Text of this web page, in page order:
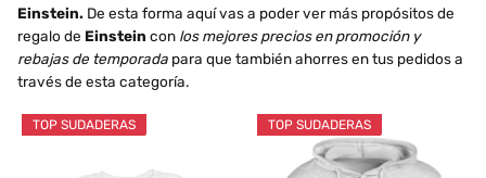
Einstein. De esta forma aquí vas a poder ver más propósitos de
regalo de Einstein con los mejores precios en promoción y
rebajas de temporada para que también ahorres en tus pedidos a
través de esta categoría.
TOP SUDADERAS TOP SUDADERAS